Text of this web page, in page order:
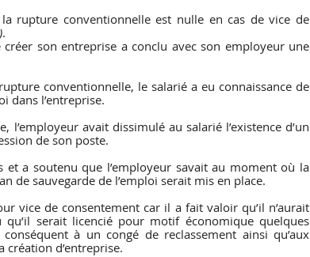
rupture conventionnelle est nulle en cas de vice de
).
son entreprise a conclu avec son employeur une
conventionnelle, le salarié a eu connaissance de
dans l’entreprise.
avait dissimulé au salarié l’existence d’un
de son poste.
et a soutenu que l’employeur savait au moment où la
de sauvegarde de l’emploi serait mis en place.
vice de consentement car il a fait valoir qu’il n’aurait
serait licencié pour motif économique quelques
à un congé de reclassement ainsi qu’aux
création d’entreprise.